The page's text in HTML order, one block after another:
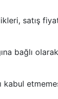
satış
bağlı